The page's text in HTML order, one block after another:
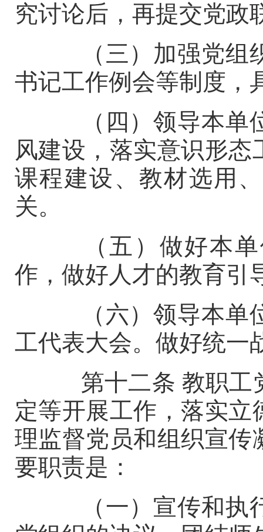
究讨论后，再提交党政
（三）加强党组织
书记工作例会等制度，
（四）领导本单位
风建设，落实意识形
课程建设、教材选用
关。
（五）做好本单
作，做好人才的教育引
（六）领导本单位
工代表大会。做好统一
第十二条 教职工
定等开展工作，落实
理监督党员和组织宣传
要职责是：
（一）宣传和执行